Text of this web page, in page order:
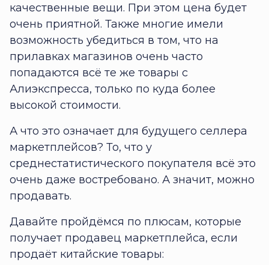
качественные вещи. При этом цена будет
очень приятной. Также многие имели
возможность убедиться в том, что на
прилавках магазинов очень часто
попадаются всё те же товары с
Алиэкспресса, только по куда более
высокой стоимости.
А что это означает для будущего селлера
маркетплейсов? То, что у
среднестатистического покупателя всё это
очень даже востребовано. А значит, можно
продавать.
Давайте пройдёмся по плюсам, которые
получает продавец маркетплейса, если
продаёт китайские товары: